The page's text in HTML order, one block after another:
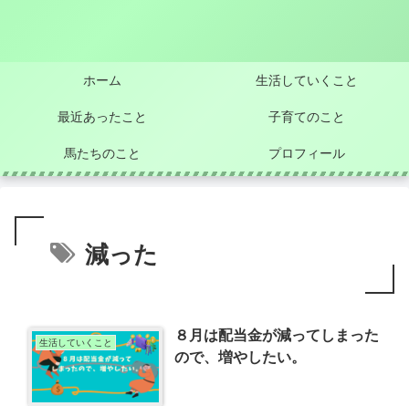
ホーム 生活していくこと
最近あったこと 子育てのこと
馬たちのこと プロフィール
減った
生活していくこと
８月は配当金が減ってしまった
ので、増やしたい。